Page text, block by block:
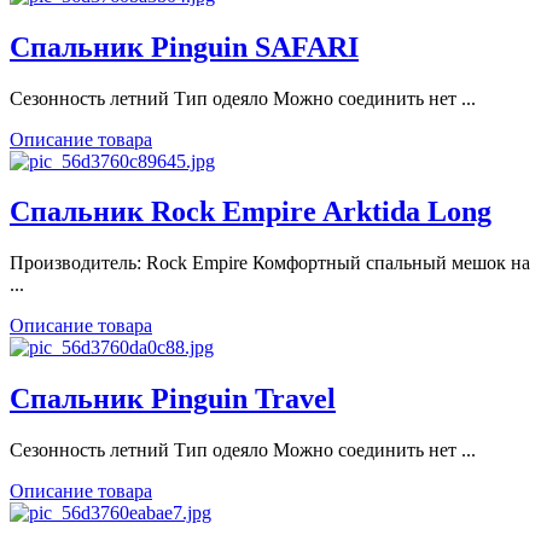
Спальник Pinguin SAFARI
Сезонность летний Тип одеяло Можно соединить нет ...
Описание товара
Спальник Rock Empire Arktida Long
Производитель: Rock Empire Комфортный спальный мешок на
...
Описание товара
Спальник Pinguin Travel
Сезонность летний Тип одеяло Можно соединить нет ...
Описание товара